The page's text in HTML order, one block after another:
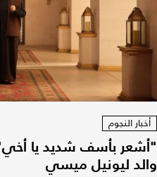
أخبار النجوم
"أشعر بأسف شديد يا
والد ليونيل ميسي